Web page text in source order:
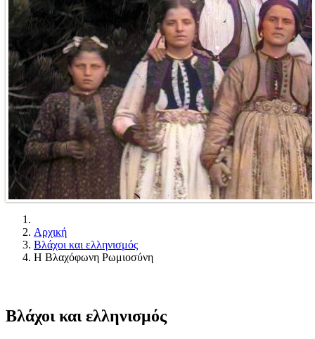
Αρχική
Βλάχοι και ελληνισμός
Η Βλαχόφωνη Ρωμιοσύνη
Βλάχοι και ελληνισμός